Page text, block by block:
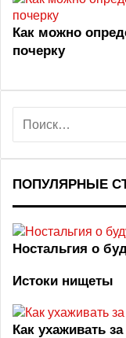
Как можно
почерку
и
ПОПУЛЯРНЫЕ
Ностальгия о
Истоки нищеты
Как ухаживать